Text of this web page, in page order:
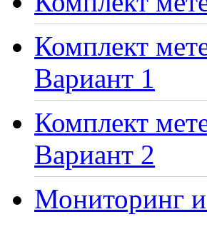
Комплект
Вариант 1
Комплект
Вариант 2
Мониторинг и